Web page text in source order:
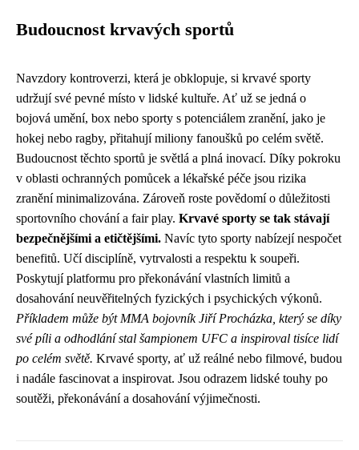
Budoucnost krvavých sportů
Navzdory kontroverzi, která je obklopuje, si krvavé sporty
udržují své pevné místo v lidské kultuře. Ať už se jedná o
bojová umění, box nebo sporty s potenciálem zranění, jako je
hokej nebo ragby, přitahují miliony fanoušků po celém světě.
Budoucnost těchto sportů je světlá a plná inovací. Díky pokroku
v oblasti ochranných pomůcek a lékařské péče jsou rizika
zranění minimalizována. Zároveň roste povědomí o důležitosti
sportovního chování a fair play. Krvavé sporty se tak stávají
bezpečnějšími a etičtějšími. Navíc tyto sporty nabízejí nespočet
benefitů. Učí disciplíně, vytrvalosti a respektu k soupeři.
Poskytují platformu pro překonávání vlastních limitů a
dosahování neuvěřitelných fyzických i psychických výkonů.
Příkladem může být MMA bojovník Jiří Procházka, který se díky
své píli a odhodlání stal šampionem UFC a inspiroval tisíce lidí
po celém světě. Krvavé sporty, ať už reálné nebo filmové, budou
i nadále fascinovat a inspirovat. Jsou odrazem lidské touhy po
soutěži, překonávání a dosahování výjimečnosti.